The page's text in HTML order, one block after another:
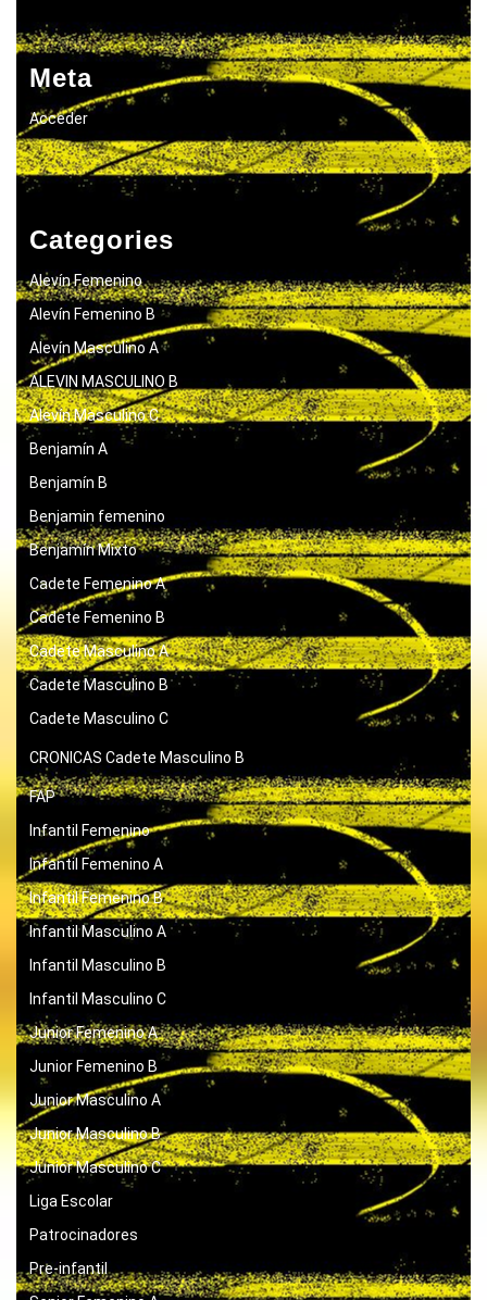
Meta
Acceder
Categories
Alevín Femenino
Alevín Femenino B
Alevín Masculino A
ALEVIN MASCULINO B
Alevín Masculino C
Benjamín A
Benjamín B
Benjamin femenino
Benjamín Mixto
Cadete Femenino A
Cadete Femenino B
Cadete Masculino A
Cadete Masculino B
Cadete Masculino C
CRONICAS Cadete Masculino B
FAP
Infantil Femenino
Infantil Femenino A
Infantil Femenino B
Infantil Masculino A
Infantil Masculino B
Infantil Masculino C
Junior Femenino A
Junior Femenino B
Junior Masculino A
Junior Masculino B
Junior Masculino C
Liga Escolar
Patrocinadores
Pre-infantil